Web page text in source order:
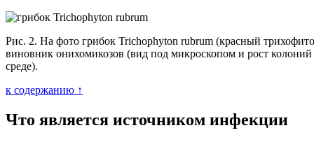
Рис. 2. На фото грибок Trichophyton rubrum (красный
виновник онихомикозов (вид под микроскопом и рост колоний
среде).
к содержанию ↑
Что является источником инфекции